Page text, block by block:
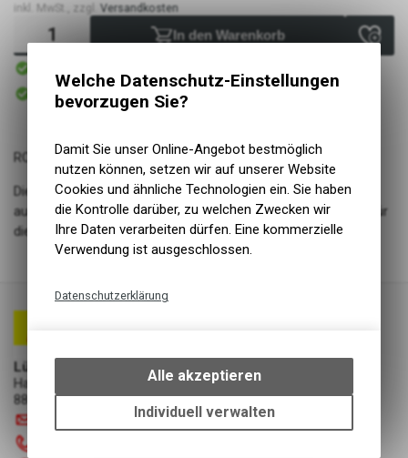
inkl. MwSt., zzgl. Versandkosten
In den Warenkorb
Versand
Sofort abholbar
Abholung Lüscher Motor- & Bike World
ROCKET RON
Die Cross Country Rakete vereint Speed und Kurvenstabilität
auf allerhöchstem Niveau. Ein ausgezeichneter Alleskönner für
die Rennstrecke. Superleicht mit 127-EPI-EVO-Karkasse.
Lüscher Motor- & Bike World
Hauptstrasse 29a
8867 Niederurnen
luscherag.ch
Welche Datenschutz-Einstellungen
bevorzugen Sie?
Damit Sie unser Online-Angebot bestmöglich
nutzen können, setzen wir auf unserer Website
Cookies und ähnliche Technologien ein. Sie haben
die Kontrolle darüber, zu welchen Zwecken wir
Ihre Daten verarbeiten dürfen. Eine kommerzielle
Verwendung ist ausgeschlossen.
Datenschutzerklärung
bestimmte Interaktionen und
Einstellungen auf Ihrem Gerät,
um die grundlegenden
Funktionen unseres Online-
Alle akzeptieren
Individuell verwalten